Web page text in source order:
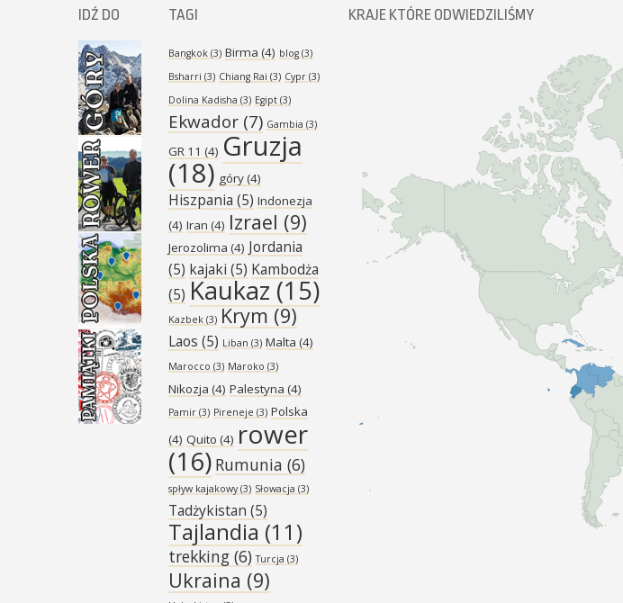
IDŹ DO TAGI
Bangkok (3) Birma (4) blog (3)
Bsharri (3) Chiang Rai (3) Cypr (3)
Dolina Kadisha (3) Egipt (3)
Ekwador (7) Gambia (3)
GR 11 (4) Gruzja
(18) góry(4)
Hiszpania (5) Indonezja
(4) Iran (4) Izrael (9)
Jerozolima (4) Jordania
(5) kajaki (5) Kambodża
(5) Kaukaz(15)
Kazbek (3) Krym(9)
Laos (5) Liban (3) Malta (4)
Marocco (3) Maroko (3)
Nikozja (4) Palestyna (4)
Pamir (3) Pireneje (3) Polska
(4) Quito (4) rower
(16) Rumunia (6)
spływ kajakowy(3) Słowacja (3)
Tadżykistan (5)
Tajlandia (11)
trekking (6) Turcja (3)
Ukraina (9)
KRAJE KTÓRE ODWIEDZILIŚMY